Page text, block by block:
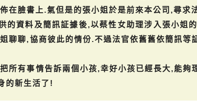
在臉書上.氣但是的張小姐於是前來本公司,尋求
的資料及簡訊証據後,以蔡性女助理涉入張小姐
聊聊,協商彼此的情份.不過法官依舊舊依簡訊
所有事情告訴兩個小孩,幸好小孩已經長大,能
的新生活了!